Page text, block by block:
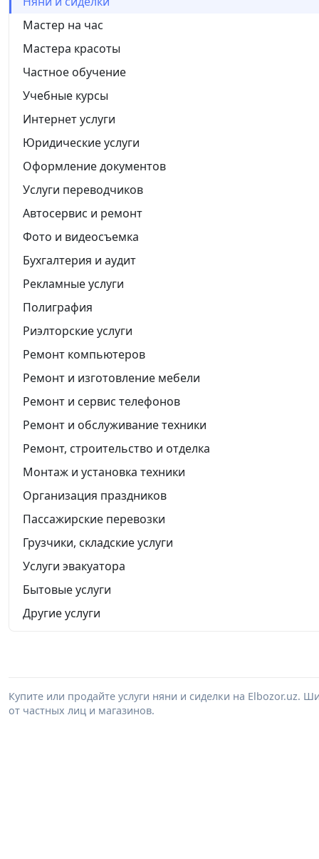
Мастер на час
Мастера красоты
Частное обучение
Учебные курсы
Интернет услуги
Юридические услуги
Оформление документов
Услуги переводчиков
Автосервис и ремонт
Фото и видеосъемка
Бухгалтерия и аудит
Рекламные услуги
Полиграфия
Риэлторские услуги
Ремонт компьютеров
Ремонт и изготовление мебели
Ремонт и сервис телефонов
Ремонт и обслуживание техники
Ремонт, строительство и отделка
Монтаж и установка техники
Организация праздников
Пассажирские перевозки
Грузчики, складские услуги
Услуги эвакуатора
Бытовые услуги
Другие услуги
Купите или продайте услуги няни и сиделки на Elbozor.uz.
от частных лиц и магазинов.